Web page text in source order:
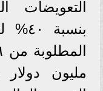
التعويضات
مليون